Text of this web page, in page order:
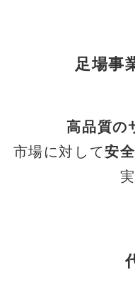
足場事
高品質の
市場に対して安